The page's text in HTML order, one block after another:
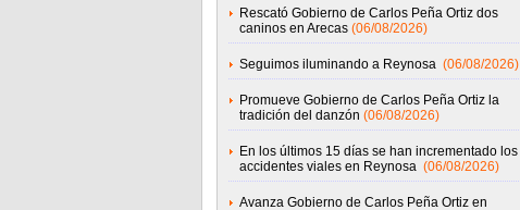
Rescató Gobierno de Carlos Peña Ortiz dos
caninos en Arecas (06/08/2026)
Seguimos iluminando a Reynosa (06/08/2026)
Promueve Gobierno de Carlos Peña Ortiz la
tradición del danzón (06/08/2026)
En los últimos 15 días se han incrementado los
accidentes viales en Reynosa (06/08/2026)
Avanza Gobierno de Carlos Peña Ortiz en